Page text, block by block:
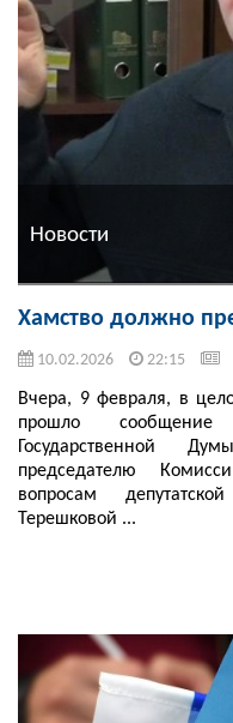
Новости
Хамство должно
10.02.2026 22:15
Вчера, 9 февраля, в
прошло
Государственной
председателю
вопросам
Терешковой ...